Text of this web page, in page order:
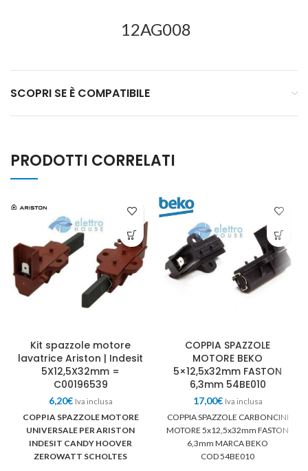
12AG008
SCOPRI SE È COMPATIBILE
PRODOTTI CORRELATI
Kit spazzole motore
lavatrice Ariston | Indesit
5X12,5X32mm =
C00196539
6,20€ Iva inclusa
COPPIA SPAZZOLE MOTORE
UNIVERSALE PER ARISTON
INDESIT CANDY HOOVER
ZEROWATT SCHOLTES
COPPIA SPAZZOLE
MOTORE BEKO
5×12,5x32mm FASTON
6,3mm 54BE010
17,00€ Iva inclusa
COPPIA SPAZZOLE CARBONCINI
MOTORE 5x12,5x32mm FASTON
6,3mm MARCA BEKO
COD 54BE010